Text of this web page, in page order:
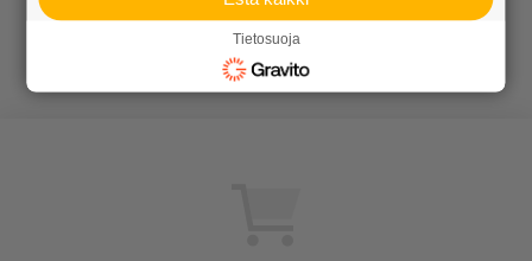
Vaasi
Béla-ruukut
Tietosuoja